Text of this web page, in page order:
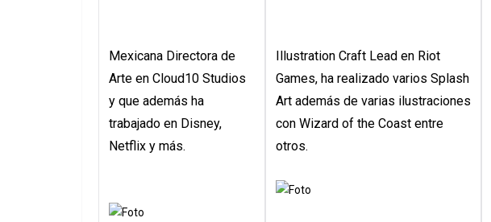
Mexicana Directora de
Arte en Cloud10 Studios
y que además ha
trabajado en Disney,
Netflix y más.
Illustration Craft Lead en Riot
Games, ha realizado varios Splash
Art además de varias ilustraciones
con Wizard of the Coast entre
otros.